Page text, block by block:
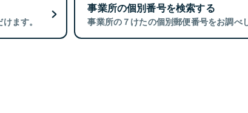
ます。
事業所の個別番号を検索する
事業所の７けたの個別郵便番号をお調べ